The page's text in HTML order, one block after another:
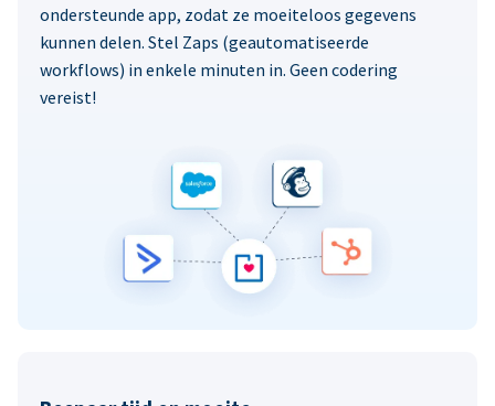
ondersteunde app, zodat ze moeiteloos gegevens
kunnen delen. Stel Zaps (geautomatiseerde
workflows) in enkele minuten in. Geen codering
vereist!